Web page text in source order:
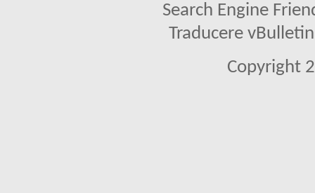
Search Engine
Traducere
Copyright